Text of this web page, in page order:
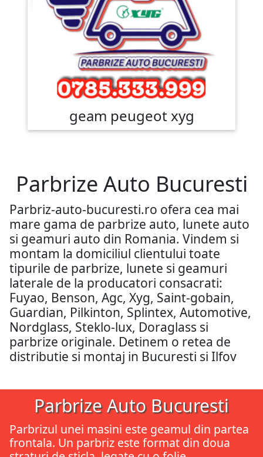
geam peugeot xyg
Parbrize Auto Bucuresti
Parbriz-auto-bucuresti.ro ofera cea mai
mare gama de parbrize auto, lunete auto
si geamuri auto din Romania. Vindem si
montam la domiciliul clientului toate
tipurile de parbrize, lunete si geamuri
laterale de la producatori consacrati:
Fuyao, Benson, Agc, Xyg, Saint-gobain,
Guardian, Pilkinton, Splintex, Automotive,
Nordglass, Steklo-lux, Doraglass si
parbrize originale. Detinem o retea de
distributie si montaj in Bucuresti si Ilfov
Parbrize Auto Bucuresti
Parbrizul unei masini este geamul din partea
frontala. Un parbriz este format din doua